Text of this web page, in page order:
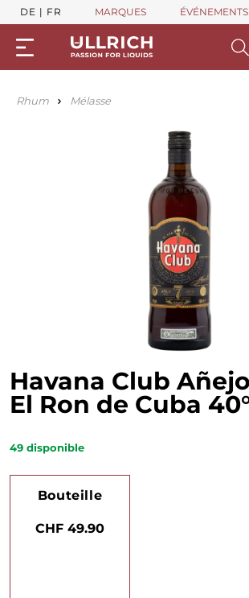
DE FR MARQUES ÉVÉNEMENTS
Rhum Mélasse
Havana Club
El Ron de Cuba
49 disponible
Bouteille
CHF 49.90